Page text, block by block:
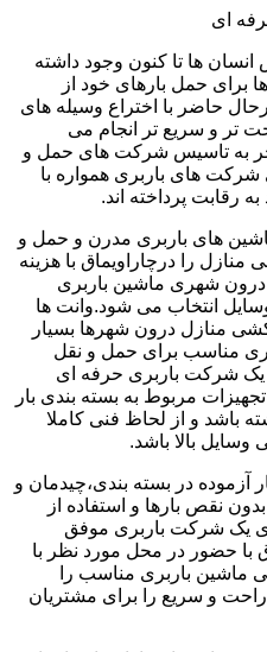
ای
انسان ها تا کنون وجود داشته
برای حمل بارهای خود از
حاضر با اختراع وسیله های
تر و سریع تر انجام می
به تاسیس شرکت های حمل و
های باربری همواره با
رقابت پرداخته اند.
های باربری مدرن و حمل و
منازل را درچاراویماق با هزینه
درون شهری ماشین باربری
انتخاب می شود.وانت ها
منازل درون شهرها بسیار
مناسب برای حمل و نقل
شرکت باربری حرفه ای
مربوط به بسته بندی بار
باشد و از لحاظ فنی کاملا
وسایل بالا باشد.
آزموده در بسته بندی،چیدمان و
نقص بارها و استفاده از
یک شرکت باربری موفق
با حضور در محل مورد نظر با
ماشین باربری مناسب را
راحت و سریع را برای مشتریان